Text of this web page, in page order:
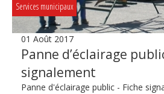
Services municipaux
01 Août 2017
Panne d’éclairage
signalement
Panne d'éclairage public - Fiche